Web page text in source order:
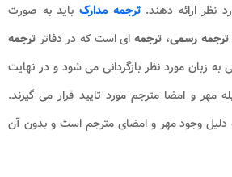
نظر ارائه دهند.ترجمه مدارک باید به صورت
ترجمه رسمی، ترجمهای است که در دفاتر ترجمه
زبان مورد نظر بازگردانی می شود و در نهایت
مهر و امضا مترجم مورد تایید قرار می گیرند.
وجود مهر و امضای مترجم است و بدون آن